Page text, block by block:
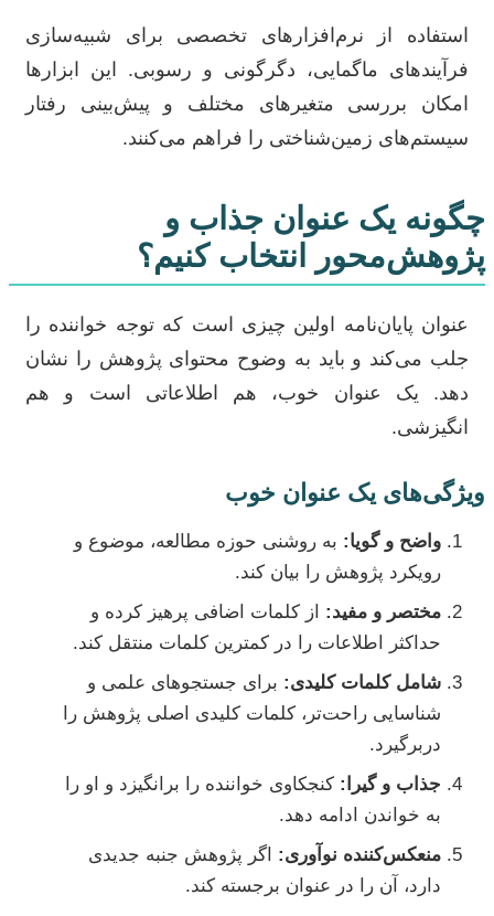
استفاده از نرم‌افزارهای تخصصی برای شبیه‌سازی
فرآیندهای ماگمایی، دگرگونی و رسوبی. این ابزارها
امکان بررسی متغیرهای مختلف و پیش‌بینی رفتار
سیستم‌های زمین‌شناختی را فراهم می‌کنند.
چگونه یک عنوان جذاب و
پژوهش‌محور انتخاب کنیم؟
عنوان پایان‌نامه اولین چیزی است که توجه خواننده را
جلب می‌کند و باید به وضوح محتوای پژوهش را نشان
دهد. یک عنوان خوب، هم اطلاعاتی است و هم
انگیزشی.
ویژگی‌های یک عنوان خوب
واضح و گویا: به روشنی حوزه مطالعه، موضوع و
رویکرد پژوهش را بیان کند.
مختصر و مفید: از کلمات اضافی پرهیز کرده و
حداکثر اطلاعات را در کمترین کلمات منتقل کند.
شامل کلمات کلیدی: برای جستجوهای علمی و
شناسایی راحت‌تر، کلمات کلیدی اصلی پژوهش را
دربرگیرد.
جذاب و گیرا: کنجکاوی خواننده را برانگیزد و او را
به خواندن ادامه دهد.
منعکس‌کننده نوآوری: اگر پژوهش جنبه جدیدی
دارد، آن را در عنوان برجسته کند.